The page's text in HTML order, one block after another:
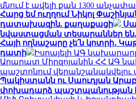
մնում է ավելի քան 1300
Հարց եմ ուղղում Նիկոլ
դատախազին. քաղաքացի
Սա
նվաստացման տեսարաններ
Հայի ողնաշարը չե՛ն կոտրի․
դատի
Իսրայելի ԱԳ
Արարատ Միրզոյանին ՀՀ ԱԳ
պաշտոնում վերանշանակվելու
Պակիստանն ու Սաուդյան
փոխադարձ պաշտպանության